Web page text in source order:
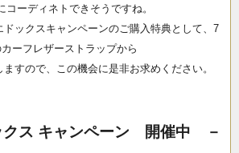
コーディネトできそうですね。
ドックスキャンペーンのご購入特典として、7
ーフレザーストラップから
すので、この機会に是非お求めください。
キャンペーン 開催中 －